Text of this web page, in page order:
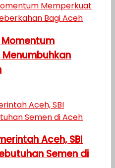
Momentum
Aceh, SBI
Semen di